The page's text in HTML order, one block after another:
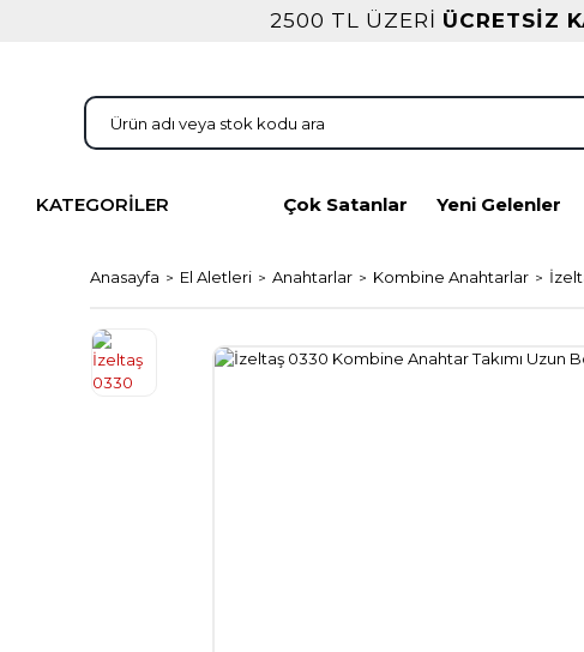
2500 TL ÜZERİ ÜCRETSİZ
KATEGORİLER Çok Satanlar Yeni Gelenler
Anasayfa El Aletleri Anahtarlar Kombine Anahtarlar